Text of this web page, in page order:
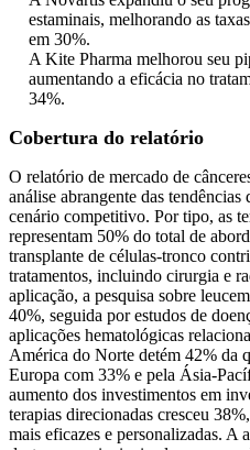
estaminais, melhorando as
em 30%.
A Kite Pharma melhorou seu
aumentando a eficácia no
34%.
Cobertura do relatório
O relatório de mercado de
análise abrangente das
cenário competitivo. Por tipo, as
representam 50% do total de
transplante de células-tronco
tratamentos, incluindo cirurgia e
aplicação, a pesquisa sobre
40%, seguida por estudos de
aplicações hematológicas
América do Norte detém 42% da
Europa com 33% e pela Ásia-
aumento dos investimentos em
terapias direcionadas cresceu
mais eficazes e personalizadas. A